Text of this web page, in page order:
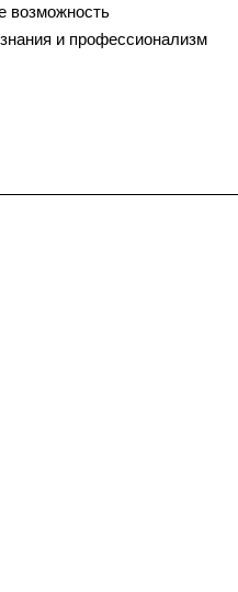
возможность
и профессионализм